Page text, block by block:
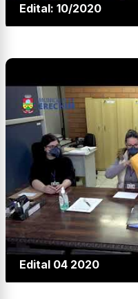
Edital: 10/2020
Edital 04 2020